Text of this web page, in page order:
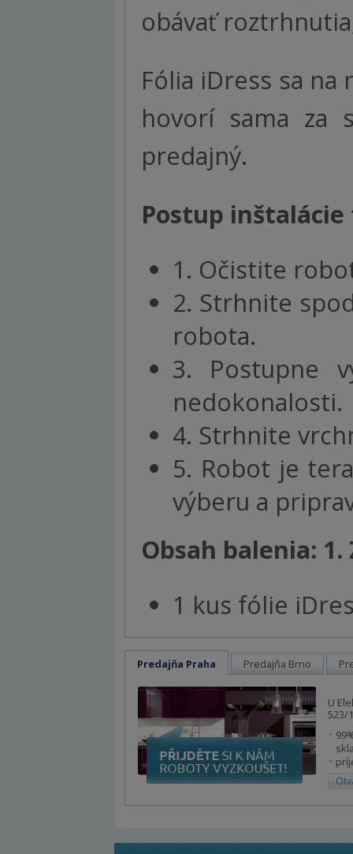
obávať
Fólia iDress sa
hovorí sama za
predajný.
Postup
1. Očistite
2. Strhnite
robota.
3. Postupne
nedokonalosti.
4. Strhnite
5. Robot je
výberu a
Obsah balenia:
1 kus fólie
Predajňa Praha Predajňa Brno
U
523/